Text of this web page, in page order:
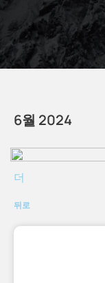
6월 2024
더
뒤로